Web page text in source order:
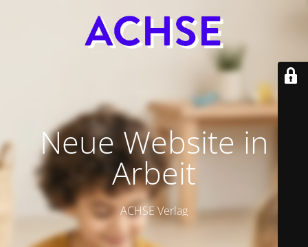
Neue Website in
Arbeit
ACHSE Verlag